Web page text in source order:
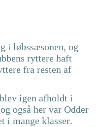
i løbssæsonen, og
ryttere haft
fra resten af
igen afholdt i
også her var Odder
i mange klasser.